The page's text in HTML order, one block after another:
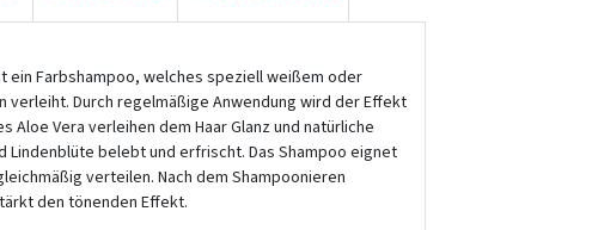
ein Farbshampoo, welches speziell weißem oder
verleiht. Durch regelmäßige Anwendung wird der Effekt
Vera verleihen dem Haar Glanz und natürliche
Lindenblüte belebt und erfrischt. Das Shampoo eignet
verteilen. Nach dem Shampoonieren
den tönenden Effekt.